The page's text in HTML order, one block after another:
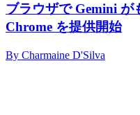
ブラウザで Gemini
Chrome を提供開始
By Charmaine D'Silva